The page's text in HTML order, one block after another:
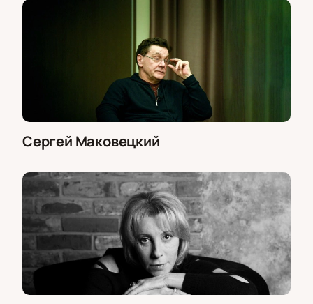
Сергей Маковецкий